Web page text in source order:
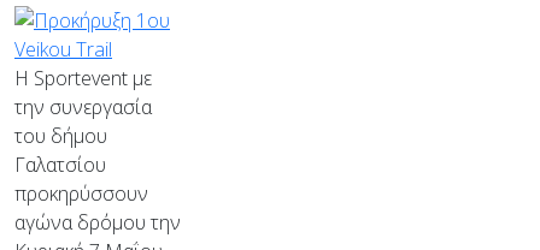
Η Sportevent με
την συνεργασία
του δήμου
Γαλατσίου
προκηρύσσουν
αγώνα δρόμου την